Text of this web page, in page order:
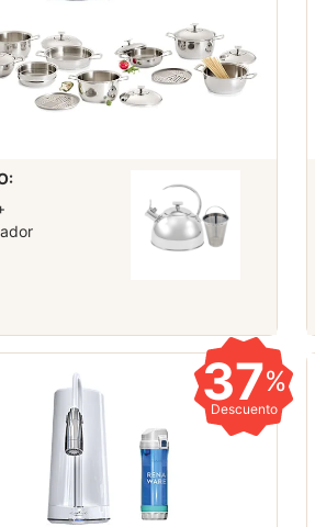
37%
Descuento